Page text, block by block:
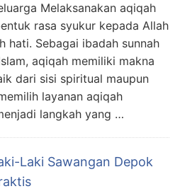
Melaksanakan aqiqah
rasa syukur kepada Allah
hati. Sebagai ibadah sunnah
aqiqah memiliki makna
dari sisi spiritual maupun
layanan aqiqah
langkah yang …
Laki Sawangan Depok